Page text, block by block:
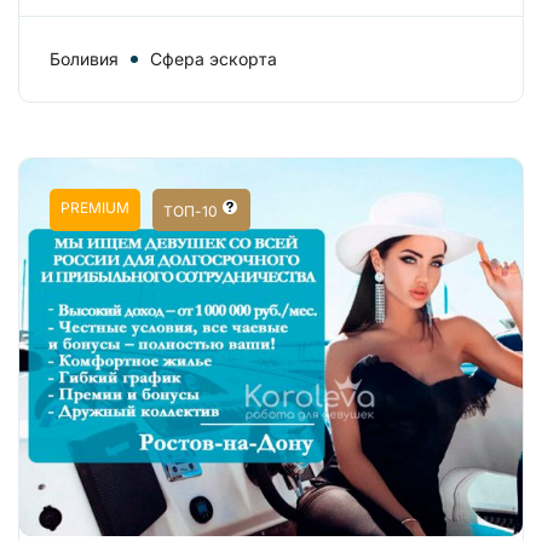
Боливия Сфера эскорта
PREMIUM ТОП-10